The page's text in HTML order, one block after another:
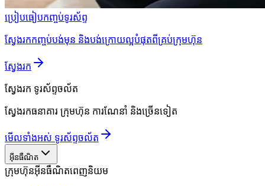
ប្រៀបធៀបកញ្ចប់ទូរស័ព្ទ
ស្វែងរកកញ្ចប់បង់មុន និងបង់ក្រោយល្អបំផុតពីគ្រប់ក្រុមហ៊ុន
ស្វែងរក
ស្វែងរក ទូរស័ព្ទចល័ត
ស្វែងរកធនាគារ ក្រុមហ៊ុន ការណែនាំ និងច្រើនទៀត
មើលទាំងអស់ ទូរស័ព្ទចល័ត
អ៊ីនធឺណិត
ក្រុមហ៊ុនអ៊ីនធឺណិតពេញនិយម